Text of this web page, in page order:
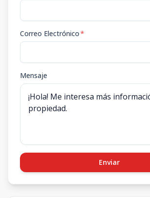
Correo Electrónico*
Mensaje
Enviar